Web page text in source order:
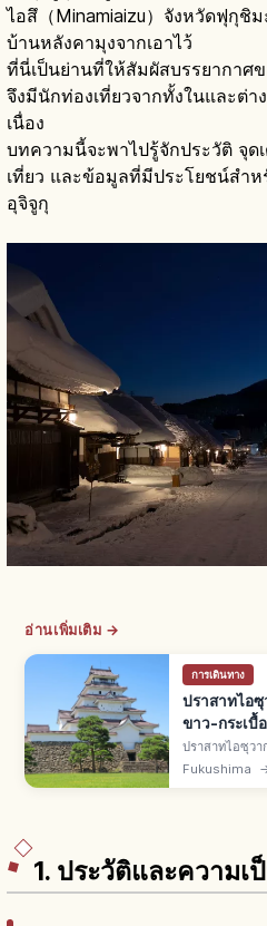
ไอสึ（Minamiaizu）จังหวัดฟุกุชิ
บ้านหลังคามุงจากเอาไว้
ที่นี่เป็นย่านที่ให้สัมผัสบรรยากาศ
จึงมีนักท่องเที่ยวจากทั้งในและต่า
เนื่อง
บทความนี้จะพาไปรู้จักประวัติ จุด
เที่ยว และข้อมูลที่มีประโยชน์สำ
อุจิจูกุ
อ่านเพิ่มเติม →
การเดินทาง
ปราสาทไอซุ
ขาว-กระเบื้
ปราสาทไอซุว
ปราสาทสึรุกะ
Fukushima
1. ประวัติและความ